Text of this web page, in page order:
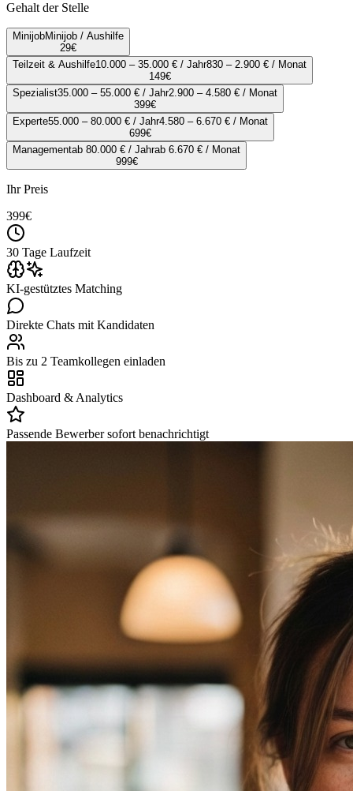
Gehalt der Stelle
MinijobMinijob / Aushilfe
29€
Teilzeit & Aushilfe10.000 – 35.000 € / Jahr830 – 2.900 € / Monat
149€
Spezialist35.000 – 55.000 € / Jahr2.900 – 4.580 € / Monat
399€
Experte55.000 – 80.000 € / Jahr4.580 – 6.670 € / Monat
699€
Managementab 80.000 € / Jahrab 6.670 € / Monat
999€
Ihr Preis
399€
30 Tage Laufzeit
KI-gestütztes Matching
Direkte Chats mit Kandidaten
Bis zu 2 Teamkollegen einladen
Dashboard & Analytics
Passende Bewerber sofort benachrichtigt